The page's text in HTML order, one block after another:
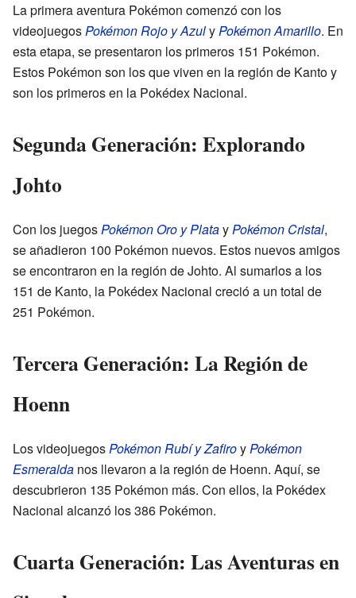
La primera aventura Pokémon comenzó con los
videojuegosPokémon Rojo y AzulyPokémon Amarillo. En
esta etapa, se presentaron los primeros 151 Pokémon.
Estos Pokémon son los que viven en la región de Kanto y
son los primeros en la Pokédex Nacional.
Segunda Generación: Explorando
Johto
Con los juegosPokémon Oro y PlatayPokémon Cristal,
se añadieron 100 Pokémon nuevos. Estos nuevos amigos
se encontraron en la región de Johto. Al sumarlos a los
151 de Kanto, la Pokédex Nacional creció a un total de
251 Pokémon.
Tercera Generación: La Región de
Hoenn
Los videojuegosPokémon Rubí y ZafiroyPokémon
Esmeralda nos llevaron a la región de Hoenn. Aquí, se
descubrieron 135 Pokémon más. Con ellos, la Pokédex
Nacional alcanzó los 386 Pokémon.
Cuarta Generación: Las Aventuras en